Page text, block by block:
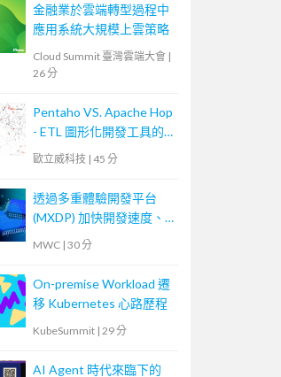
金融業於雲端轉型過程中
應用系統大規模上雲策略
Cloud Summit 臺灣雲端大會 |
26 分
Pentaho VS. Apache Hop
- ETL 圖形化開發工具的
新戰場
歐立威科技 | 45 分
透過多重體驗開發平台
(MXDP) 加快開發速度、
強化使用者體驗
MWC | 30 分
On-premise Workload 遷
移 Kubernetes 心路歷程
KubeSummit | 29 分
AI Agent 時代來臨下的